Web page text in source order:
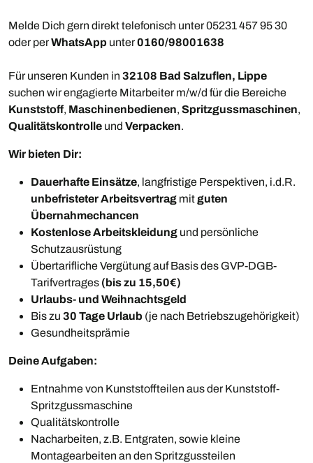
Melde Dich gern direkt telefonisch unter 05231 457 95 30
oder perWhatsApp unter0160/98001638
Für unseren Kunden in 32108 Bad Salzuflen, Lippe
suchen wir engagierte Mitarbeiter m/w/d für die Bereiche
Kunststoff, Maschinenbedienen, Spritzgussmaschinen,
Qualitätskontrolle und Verpacken.
Wir bieten Dir:
Dauerhafte Einsätze, langfristige Perspektiven, i.d.R.
unbefristeter Arbeitsvertrag mitguten
Übernahmechancen
Kostenlose Arbeitskleidung und persönliche
Schutzausrüstung
Übertarifliche Vergütung auf Basis des GVP-DGB-
Tarifvertrages (bis zu 15,50€)
Urlaubs- und Weihnachtsgeld
Bis zu 30 Tage Urlaub (je nach Betriebszugehörigkeit)
Gesundheitsprämie
Deine Aufgaben:
Entnahme von Kunststoffteilen aus der Kunststoff-
Spritzgussmaschine
Qualitätskontrolle
Nacharbeiten, z.B. Entgraten, sowie kleine
Montagearbeiten an den Spritzgussteilen